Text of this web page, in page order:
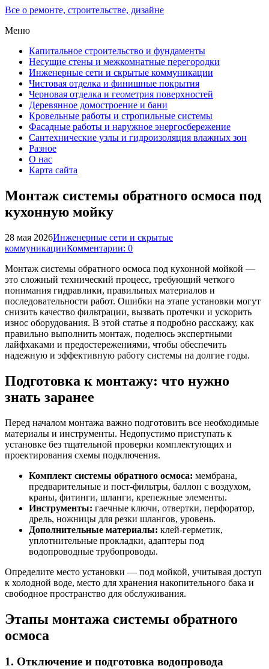
Все о ремонте, строительстве, дизайне
Меню
Капитальное строительство и фундаменты
Несущие стены и межкомнатные перегородки
Инженерные сети и скрытые коммуникации
Чистовая отделка и финишные покрытия
Черновая отделка и геометрия поверхностей
Деревянное домостроение и бани
Кровельные работы и стропильные системы
Фасадные работы и наружное энергосбережение
Сантехнические узлы и гидроизоляция влажных зон
Разное
О нас
Карта сайта
Монтаж системы обратного осмоса под
кухонную мойку
28 мая 2026Инженерные сети и скрытые
коммуникацииКомментарии: 0
Монтаж системы обратного осмоса под кухонной мойкой —
это сложный технический процесс, требующий четкого
понимания гидравлики, правильных материалов и
последовательности работ. Ошибки на этапе установки могут
снизить качество фильтрации, вызвать протечки и ускорить
износ оборудования. В этой статье я подробно расскажу, как
правильно выполнить монтаж, поделюсь экспертными
лайфхаками и предостережениями, чтобы обеспечить
надежную и эффективную работу системы на долгие годы.
Подготовка к монтажу: что нужно
знать заранее
Перед началом монтажа важно подготовить все необходимые
материалы и инструменты. Недопустимо приступать к
установке без тщательной проверки комплектующих и
проектирования схемы подключения.
Комплект системы обратного осмоса: мембрана,
предварительные и пост-фильтры, баллон с воздухом,
краны, фитинги, шланги, крепежные элементы.
Инструменты: гаечные ключи, отвертки, перфоратор,
дрель, ножницы для резки шлангов, уровень.
Дополнительные материалы: клей-герметик,
уплотнительные прокладки, адаптеры под
водопроводные трубопроводы.
Определите место установки — под мойкой, учитывая доступ
к холодной воде, место для хранения накопительного бака и
свободное пространство для обслуживания.
Этапы монтажа системы обратного
осмоса
1. Отключение и подготовка водопровода